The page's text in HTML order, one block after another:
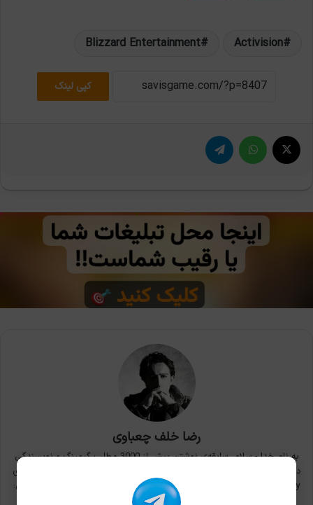
Activision
Blizzard Entertainment
کپی لینک
رضا خلف چعباوی
به نام خدا - سلام، سابقه‌ی نوشتن بیش از 3000 مطلب گیمینگ و نویسندگی
در بزرگ‌ترین سایت‌های ایران. بازی‌های مورد علاقه: Metal Gear Solid 3، سری
Devil May Cry، فرنچایز Yakuza: Like a Dragon و Gravity Rush. ایمیل کاری:
khc.reza@gmail.com